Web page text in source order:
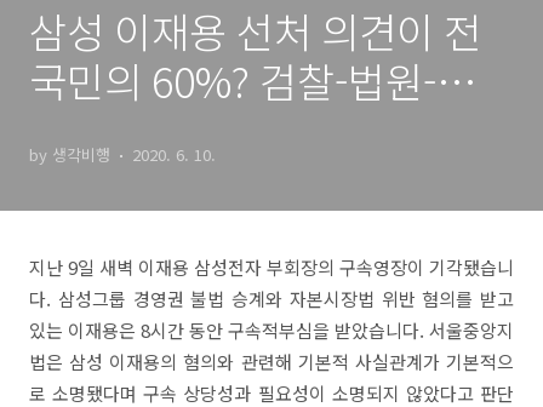
삼성 이재용 선처 의견이 전
국민의 60%? 검찰-법원-기레
by 생각비행 2020. 6. 10.
지난 9일 새벽 이재용 삼성전자 부회장의 구속영장이 기각됐습니
다. 삼성그룹 경영권 불법 승계와 자본시장법 위반 혐의를 받고
있는 이재용은 8시간 동안 구속적부심을 받았습니다. 서울중앙지
법은 삼성 이재용의 혐의와 관련해 기본적 사실관계가 기본적으
로 소명됐다며 구속 상당성과 필요성이 소명되지 않았다고 판단